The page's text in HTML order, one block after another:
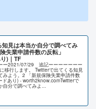
見は本当か自分で調べてみ
失業申請件数の反転」
)｜TF
ー2021/07/29 追記ーーーーーーー
移行します。 Twitterで出てくる知見
みよう。2 「新規保険失業申請件数
ドあり) - worth2know.comTwitterで
自分で調べてみよ...